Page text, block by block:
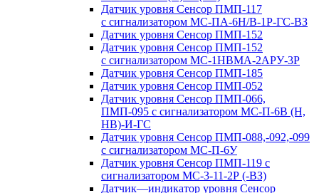
Датчик уровня Сенсор ПМП-117
с сигнализатором МС-ПА-6Н/В-1Р-ГС-ВЗ
Датчик уровня Сенсор ПМП-152
Датчик уровня Сенсор ПМП-152
с сигнализатором МС-1НВМА-2АРУ-3Р
Датчик уровня Сенсор ПМП-185
Датчик уровня Сенсор ПМП-052
Датчик уровня Сенсор ПМП-066,
ПМП-095 с сигнализатором МС-П-6В (Н,
НВ)-И-ГС
Датчик уровня Сенсор ПМП-088,-092,-099
с сигнализатором МС-П-6У
Датчик уровня Сенсор ПМП-119 с
сигнализатором МС-3-11-2Р (-ВЗ)
Датчик—индикатор уровня Сенсор